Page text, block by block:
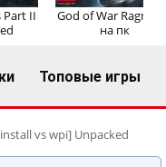
Part II
God of War
на пк
Топовые игры
vs wpi] Unpacked